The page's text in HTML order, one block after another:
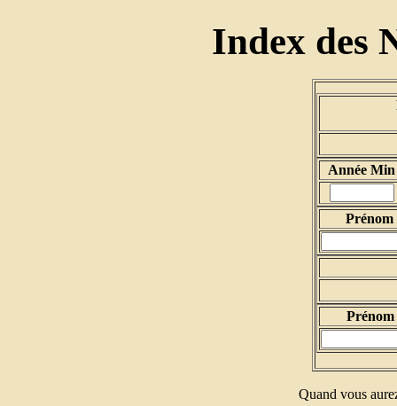
Index des
Année Min
Prénom
Prénom
Quand vous